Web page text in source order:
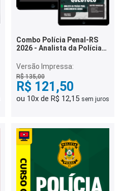
Combo Polícia Penal-RS
2026 - Analista da Polícia
Versão Impressa:
R$ 135,00
R$ 121,50
ou 10x de R$ 12,15 sem juros